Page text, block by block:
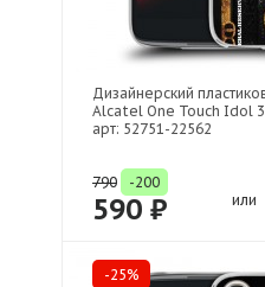
Дизайнерский
Alcatel One Touch Idol
арт: 52751-22562
790 -200
590 ₽ или
-25%